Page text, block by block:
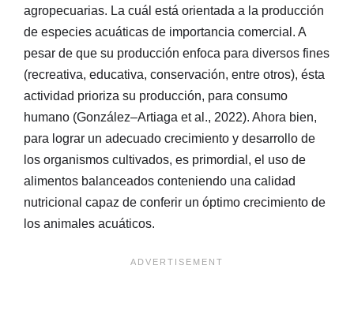
agropecuarias. La cuál está orientada a la producción
de especies acuáticas de importancia comercial. A
pesar de que su producción enfoca para diversos fines
(recreativa, educativa, conservación, entre otros), ésta
actividad prioriza su producción, para consumo
humano (González–Artiaga et al., 2022). Ahora bien,
para lograr un adecuado crecimiento y desarrollo de
los organismos cultivados, es primordial, el uso de
alimentos balanceados conteniendo una calidad
nutricional capaz de conferir un óptimo crecimiento de
los animales acuáticos.